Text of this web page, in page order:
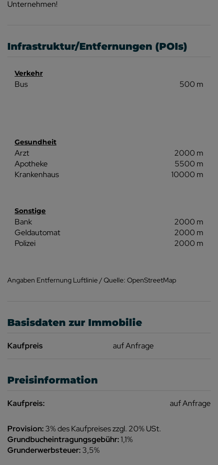
Unternehmen!
Infrastruktur/Entfernungen (POIs)
Verkehr
Bus 500 m
Gesundheit
Arzt
2000 m
Apotheke
5500 m
Krankenhaus
10000 m
Sonstige
Bank
2000 m
Geldautomat
2000 m
Polizei
2000 m
Angaben Entfernung Luftlinie / Quelle: OpenStreetMap
Basisdaten zur Immobilie
Kaufpreis auf Anfrage
Preisinformation
Kaufpreis: auf Anfrage
Provision: 3% des Kaufpreises zzgl. 20% USt.
Grundbucheintragungsgebühr:1,1%
Grunderwerbsteuer: 3,5%